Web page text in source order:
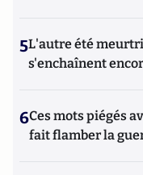
5L'autre été
s'enchaînent
6Ces mots piégés
fait flamber la